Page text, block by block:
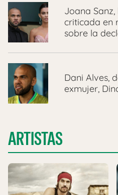
Joana
criticada en
sobre la
Dani Alves,
exmujer,
ARTISTAS